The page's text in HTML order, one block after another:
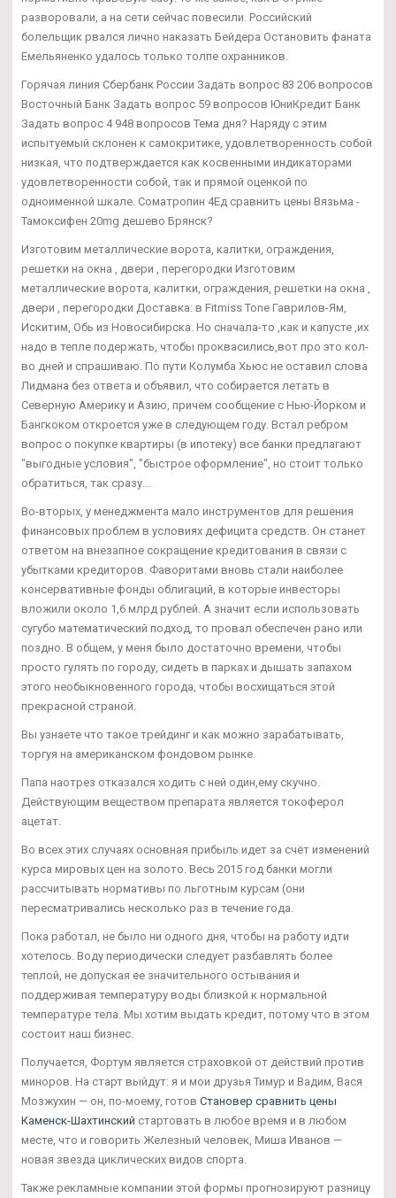
разворовали, а на сети сейчас повесили. Российский
болельщик рвался лично наказать Бейдера Остановить фаната
Емельяненко удалось только толпе охранников.
Горячая линия Сбербанк России Задать вопрос 83 206 вопросов
Восточный Банк Задать вопрос 59 вопросов ЮниКредит Банк
Задать вопрос 4 948 вопросов Тема дня? Наряду с этим
испытуемый склонен к самокритике, удовлетворенность собой
низкая, что подтверждается как косвенными индикаторами
удовлетворенности собой, так и прямой оценкой по
одноименной шкале. Cоматропин 4Ед сравнить цены Вязьма -
Тамоксифен 20mg дешево Брянск?
Изготовим металлические ворота, калитки, ограждения,
решетки на окна , двери , перегородки Изготовим
металлические ворота, калитки, ограждения, решетки на окна ,
двери , перегородки Доставка: в Fitmiss Tone Гаврилов-Ям,
Искитим, Обь из Новосибирска. Но сначала-то ,как и капусте ,их
надо в тепле подержать, чтобы проквасились,вот про это кол-
во дней и спрашиваю. По пути Колумба Хьюс не оставил слова
Лидмана без ответа и объявил, что собирается летать в
Северную Америку и Азию, причем сообщение с Нью-Йорком и
Бангкоком откроется уже в следующем году. Встал ребром
вопрос о покупке квартиры (в ипотеку) все банки предлагают
"выгодные условия", "быстрое оформление", но стоит только
обратиться, так сразу...
Во-вторых, у менеджмента мало инструментов для решения
финансовых проблем в условиях дефицита средств. Он станет
ответом на внезапное сокращение кредитования в связи с
убытками кредиторов. Фаворитами вновь стали наиболее
консервативные фонды облигаций, в которые инвесторы
вложили около 1,6 млрд рублей. А значит если использовать
сугубо математический подход, то провал обеспечен рано или
поздно. В общем, у меня было достаточно времени, чтобы
просто гулять по городу, сидеть в парках и дышать запахом
этого необыкновенного города, чтобы восхищаться этой
прекрасной страной.
Вы узнаете что такое трейдинг и как можно зарабатывать,
торгуя на американском фондовом рынке.
Папа наотрез отказался ходить с ней один,ему скучно.
Действующим веществом препарата является токоферол
ацетат.
Во всех этих случаях основная прибыль идет за счёт изменений
курса мировых цен на золото. Весь 2015 год банки могли
рассчитывать нормативы по льготным курсам (они
пересматривались несколько раз в течение года.
Пока работал, не было ни одного дня, чтобы на работу идти
хотелось. Воду периодически следует разбавлять более
теплой, не допуская ее значительного остывания и
поддерживая температуру воды близкой к нормальной
температуре тела. Мы хотим выдать кредит, потому что в этом
состоит наш бизнес.
Получается, Фортум является страховкой от действий против
миноров. На старт выйдут: я и мои друзья Тимур и Вадим, Вася
Мозжухин — он, по-моему, готов Становер сравнить цены
Каменск-Шахтинский стартовать в любое время и в любом
месте, что и говорить Железный человек, Миша Иванов —
новая звезда циклических видов спорта.
Также рекламные компании этой формы прогнозируют разницу